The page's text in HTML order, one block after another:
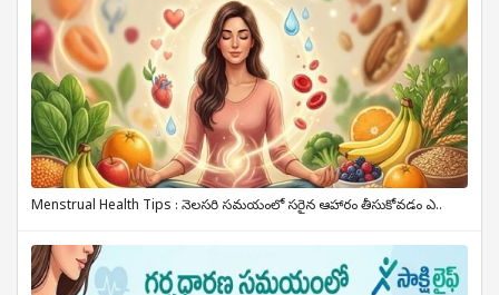
Menstrual Health Tips : నెలసరి సమయంలో సరైన ఆహారం తీసుకోవడం ఎ..